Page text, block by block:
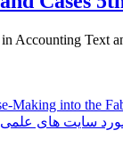
سایت های علمی